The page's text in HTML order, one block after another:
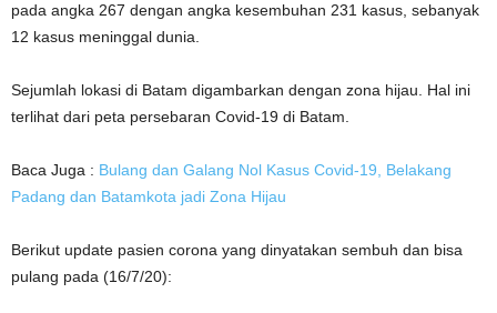
pada angka 267 dengan angka kesembuhan 231 kasus, sebanyak
12 kasus meninggal dunia.
Sejumlah lokasi di Batam digambarkan dengan zona hijau. Hal ini
terlihat dari peta persebaran Covid-19 di Batam.
Baca Juga : Bulang dan Galang Nol Kasus Covid-19, Belakang
Padang dan Batamkota jadi Zona Hijau
Berikut update pasien corona yang dinyatakan sembuh dan bisa
pulang pada (16/7/20):